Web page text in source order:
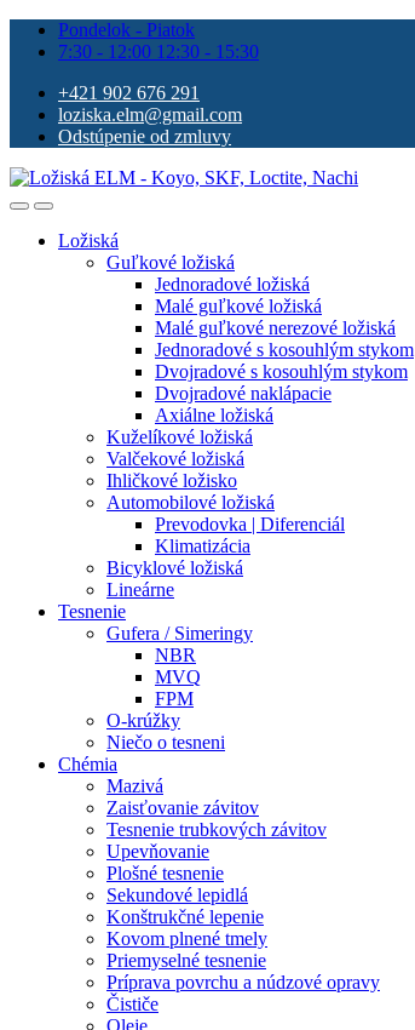
Pondelok - Piatok
7:30 - 12:00 12:30 - 15:30
+421 902 676 291
loziska.elm@gmail.com
Odstúpenie od zmluvy
Ložiská
Guľkové ložiská
Jednoradové ložiská
Malé guľkové ložiská
Malé guľkové nerezové ložiská
Jednoradové s kosouhlým stykom
Dvojradové s kosouhlým stykom
Dvojradové naklápacie
Axiálne ložiská
Kuželíkové ložiská
Valčekové ložiská
Ihličkové ložisko
Automobilové ložiská
Prevodovka | Diferenciál
Klimatizácia
Bicyklové ložiská
Lineárne
Tesnenie
Gufera / Simeringy
NBR
MVQ
FPM
O-krúžky
Niečo o tesneni
Chémia
Mazivá
Zaisťovanie závitov
Tesnenie trubkových závitov
Upevňovanie
Plošné tesnenie
Sekundové lepidlá
Konštrukčné lepenie
Kovom plnené tmely
Priemyselné tesnenie
Príprava povrchu a núdzové opravy
Čističe
Oleje